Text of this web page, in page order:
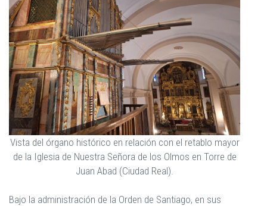
Vista del órgano histórico en relación con el retablo mayor
de la Iglesia de Nuestra Señora de los Olmos en Torre de
Juan Abad (Ciudad Real).
Bajo la administración de la Orden de Santiago, en sus